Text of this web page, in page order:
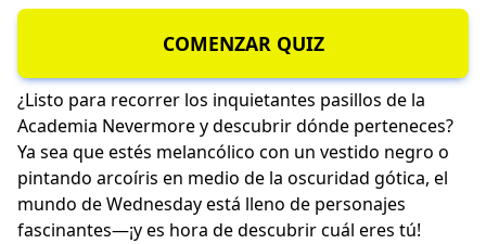
COMENZAR QUIZ
¿Listo para recorrer los inquietantes pasillos de la
Academia Nevermore y descubrir dónde perteneces?
Ya sea que estés melancólico con un vestido negro o
pintando arcoíris en medio de la oscuridad gótica, el
mundo de Wednesday está lleno de personajes
fascinantes—¡y es hora de descubrir cuál eres tú!